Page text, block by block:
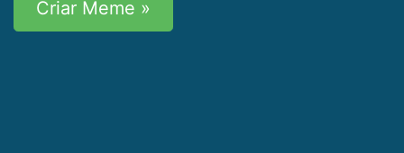
Criar Meme »